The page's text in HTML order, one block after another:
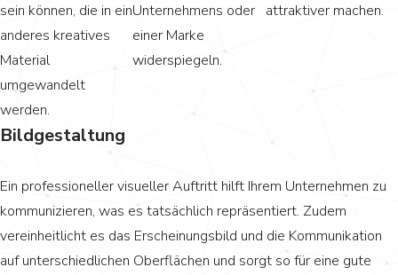
sein können, die in ein
anderes kreatives
Material
umgewandelt
werden.
Unternehmens oder
einer Marke
widerspiegeln.
attraktiver machen.
Bildgestaltung
Ein professioneller visueller Auftritt hilft Ihrem Unternehmen zu
kommunizieren, was es tatsächlich repräsentiert. Zudem
vereinheitlicht es das Erscheinungsbild und die Kommunikation
auf unterschiedlichen Oberflächen und sorgt so für eine gute